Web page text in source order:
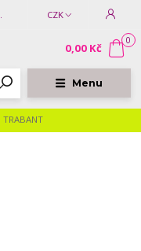
Menu
CZK
0
0,00 Kč
TRABANT